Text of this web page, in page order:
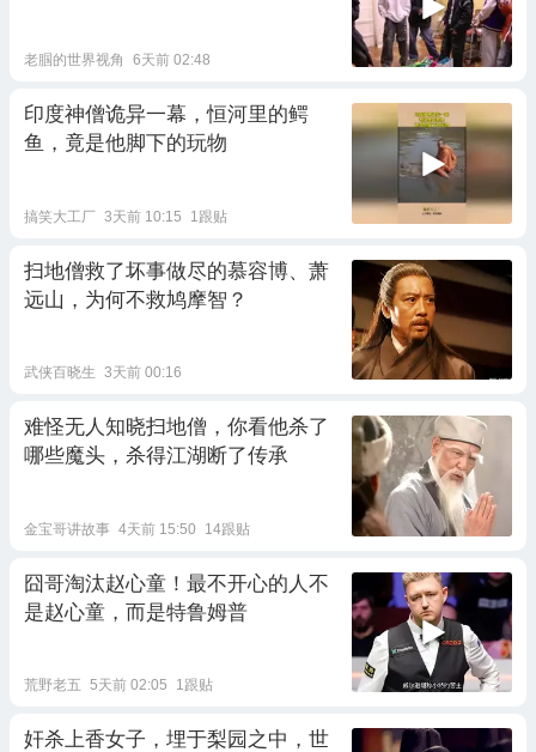
老腘的世界视角 6天前 02:48
印度神僧诡异一幕，恒河里的鳄
鱼，竟是他脚下的玩物
搞笑大工厂 3天前 10:15 1跟贴
扫地僧救了坏事做尽的慕容博、萧
远山，为何不救鸠摩智？
武侠百晓生 3天前 00:16
难怪无人知晓扫地僧，你看他杀了
哪些魔头，杀得江湖断了传承
金宝哥讲故事 4天前 15:50 14跟贴
囧哥淘汰赵心童！最不开心的人不
是赵心童，而是特鲁姆普
荒野老五 5天前 02:05 1跟贴
奸杀上香女子，埋于梨园之中，世